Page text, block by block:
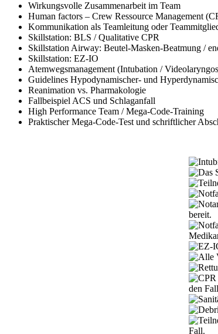
Wirkungsvolle Zusammenarbeit im Team
Human factors – Crew Ressource Management
Kommunikation als Teamleitung oder
Skillstation: BLS / Qualitative CPR
Skillstation Airway: Beutel-Masken-Beatmung /
Skillstation: EZ-IO
Atemwegsmanagement (Intubation /
Guidelines Hypodynamischer- und
Reanimation vs. Pharmakologie
Fallbeispiel ACS und Schlaganfall
High Performance Team / Mega-Code-Training
Praktischer Mega-Code-Test und schriftlicher